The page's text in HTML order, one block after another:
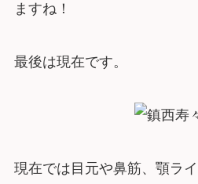
ますね！
最後は現在です。
現在では目元や鼻筋、顎ラ